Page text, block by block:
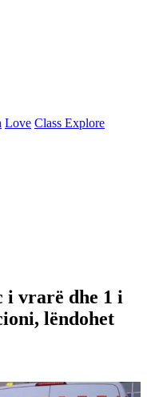
Love Class Explore
i vrarë dhe 1 i
lëndohet